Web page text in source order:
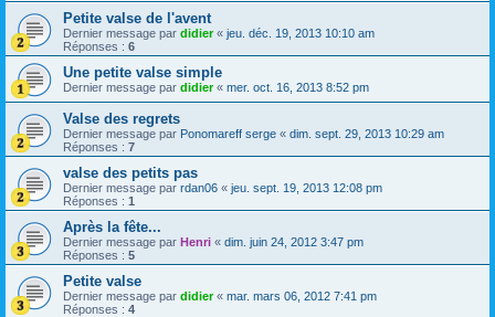
Petite valse de l'avent
Dernier message par didier« jeu. déc. 19, 2013 10:10 am
Réponses : 6
Une petite valse simple
Dernier message par didier« mer. oct. 16, 2013 8:52 pm
Valse des regrets
Dernier message par Ponomareff serge « dim. sept. 29, 2013 10:29 am
Réponses : 7
valse des petits pas
Dernier message par rdan06 « jeu. sept. 19, 2013 12:08 pm
Réponses : 1
Après la fête...
Dernier message par Henri « dim. juin 24, 2012 3:47 pm
Réponses : 5
Petite valse
Dernier message par didier« mar. mars 06, 2012 7:41 pm
Réponses : 4